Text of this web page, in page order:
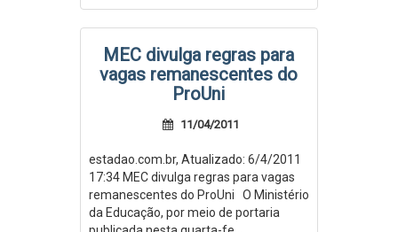
MEC divulga regras para
vagas remanescentes do
ProUni
11/04/2011
estadao.com.br, Atualizado: 6/4/2011
17:34 MEC divulga regras para vagas
remanescentes do ProUni O Ministério
da Educação, por meio de portaria